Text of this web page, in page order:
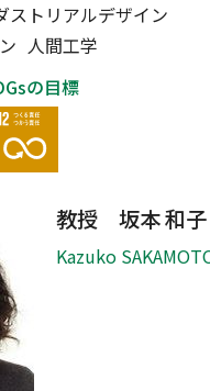
ストリアルデザイン
人間工学
の目標
教授 坂本 和子
Kazuko